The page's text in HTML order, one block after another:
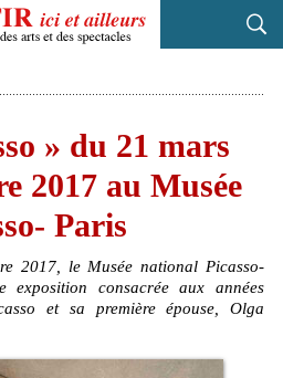
» du 21 mars
2017 au Musée
Paris
2017, le Musée national Picasso-
exposition consacrée aux années
et sa première épouse, Olga